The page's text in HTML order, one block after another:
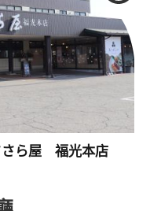
さら屋 福光本店